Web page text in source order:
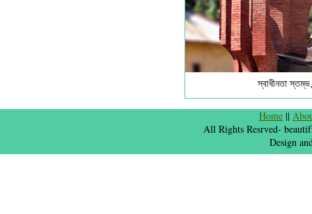
স্বাধীনতা
Home ||
All Rights Resrved-
Design